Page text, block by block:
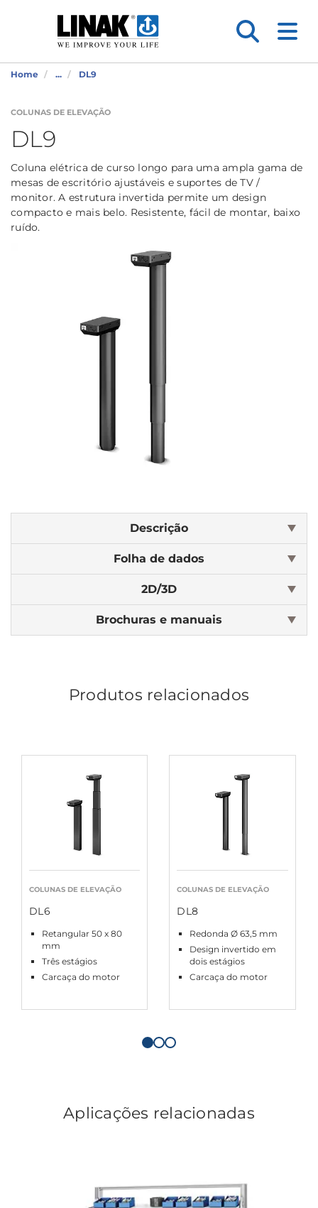
Home ... DL9
COLUNAS DE ELEVAÇÃO
DL9
Coluna elétrica de curso longo para uma ampla gama de
mesas de escritório ajustáveis e suportes de TV /
monitor. A estrutura invertida permite um design
compacto e mais belo. Resistente, fácil de montar, baixo
ruído.
Descrição
Folha de dados
2D/3D
Brochuras e manuais
Produtos relacionados
COLUNAS DE ELEVAÇÃO
DL6
Retangular 50 x 80
mm
Três estágios
Carcaça do motor
COLUNAS DE ELEVAÇÃO
DL8
Redonda Ø 63,5 mm
Design invertido em
dois estágios
Carcaça do motor
Aplicações relacionadas